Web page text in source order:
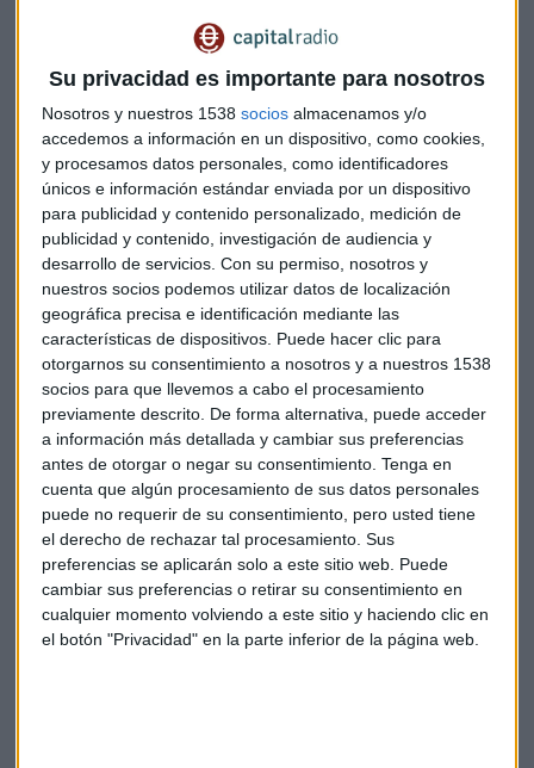
Su privacidad es importante para nosotros
Nosotros y nuestros 1538 socios almacenamos y/o
accedemos a información en un dispositivo, como cookies,
y procesamos datos personales, como identificadores
únicos e información estándar enviada por un dispositivo
para publicidad y contenido personalizado, medición de
publicidad y contenido, investigación de audiencia y
desarrollo de servicios. Con su permiso, nosotros y
nuestros socios podemos utilizar datos de localización
geográfica precisa e identificación mediante las
características de dispositivos. Puede hacer clic para
otorgarnos su consentimiento a nosotros y a nuestros 1538
socios para que llevemos a cabo el procesamiento
previamente descrito. De forma alternativa, puede acceder
a información más detallada y cambiar sus preferencias
antes de otorgar o negar su consentimiento. Tenga en
cuenta que algún procesamiento de sus datos personales
puede no requerir de su consentimiento, pero usted tiene
el derecho de rechazar tal procesamiento. Sus
preferencias se aplicarán solo a este sitio web. Puede
cambiar sus preferencias o retirar su consentimiento en
cualquier momento volviendo a este sitio y haciendo clic en
el botón "Privacidad" en la parte inferior de la página web.
"La decisión del Banco de Japón marca un
antes y un después"
Tras una política monetaria tan expansiva durante casi dos
décadas, Japón decide virar sus medidas hacia una
normativa económica más restrictiva.
"No esperamos que haya cambios en la
Fed esta semana, pero va a ser una
reunión importante para conocer sus
estimaciones sobre los tipos de interés"
AM, sostienen que la tendencia de la